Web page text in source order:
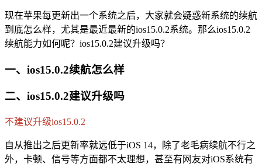
现在苹果每更新出一个系统之后，大家就会疑惑新系统的续航
到底怎么样，尤其是最近最新的ios15.0.2系统。那么ios15.0.2
续航能力如何呢？ios15.0.2建议升级吗？
一、ios15.0.2续航怎么样
二、ios15.0.2建议升级吗
不建议升级ios15.0.2
自从推出之后更新率就远低于iOS 14，除了老毛病续航不行之
外，卡顿、信号等方面都不太理想，甚至有网友对iOS系统有